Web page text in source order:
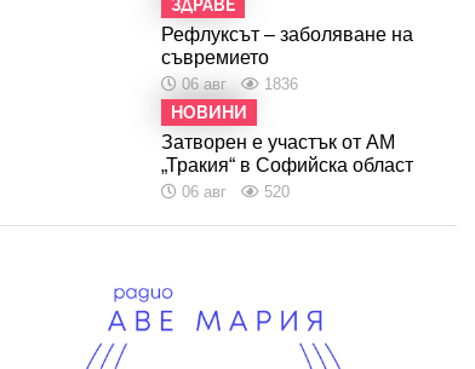
ЗДРАВЕ
Рефлуксът – заболяване на
съвремието
06 авг 1836
НОВИНИ
Затворен е участък от АМ
„Тракия“ в Софийска област
06 авг 520